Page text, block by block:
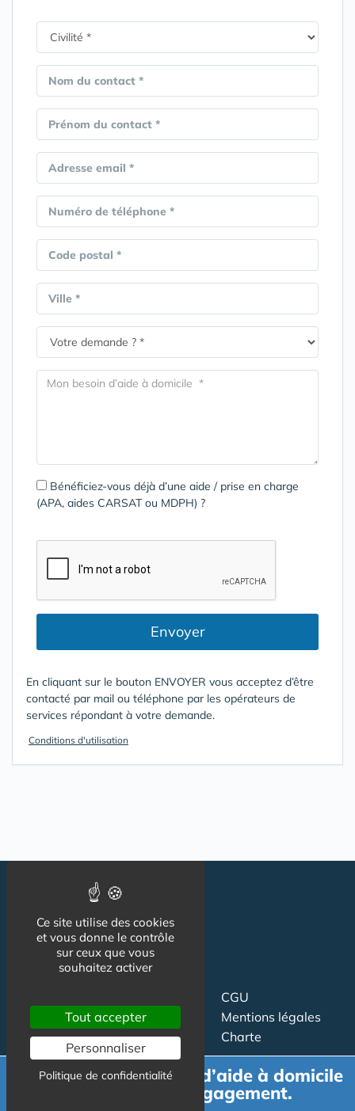
Nom du contact *
Prénom du contact *
Adresse email *
Numéro de téléphone *
Code postal *
Ville *
Bénéficiez-vous déjà d’une aide / prise en charge
(APA, aides CARSAT ou MDPH) ?
Envoyer
En cliquant sur le bouton ENVOYER vous acceptez d’être
contacté par mail ou téléphone par les opérateurs de
services répondant à votre demande.
Conditions d'utilisation
CGU
Mentions légales
Charte
Contact
Proposer un article
Relation presse
Demande de devis d’aide à domicile
gratuit et sans engagement.
Ce site utilise des cookies
et vous donne le contrôle
sur ceux que vous
souhaitez activer
Tout accepter
Personnaliser
Politique de confidentialité